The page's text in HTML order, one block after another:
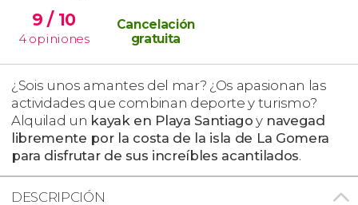
9/ 10
4 opiniones
Cancelación
gratuita
¿Sois unos amantes del mar? ¿Os apasionan las
actividades que combinan deporte y turismo?
Alquilad un kayak en Playa Santiago y navegad
libremente por la costa de la isla de La Gomera
para disfrutar de sus increíbles acantilados.
DESCRIPCIÓN